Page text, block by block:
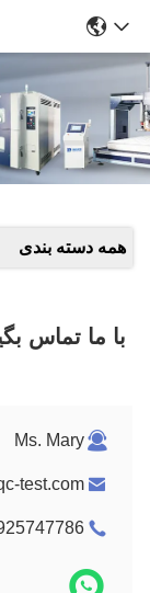
همه دسته بندی
با ما تماس
Ms. Mary
test.com